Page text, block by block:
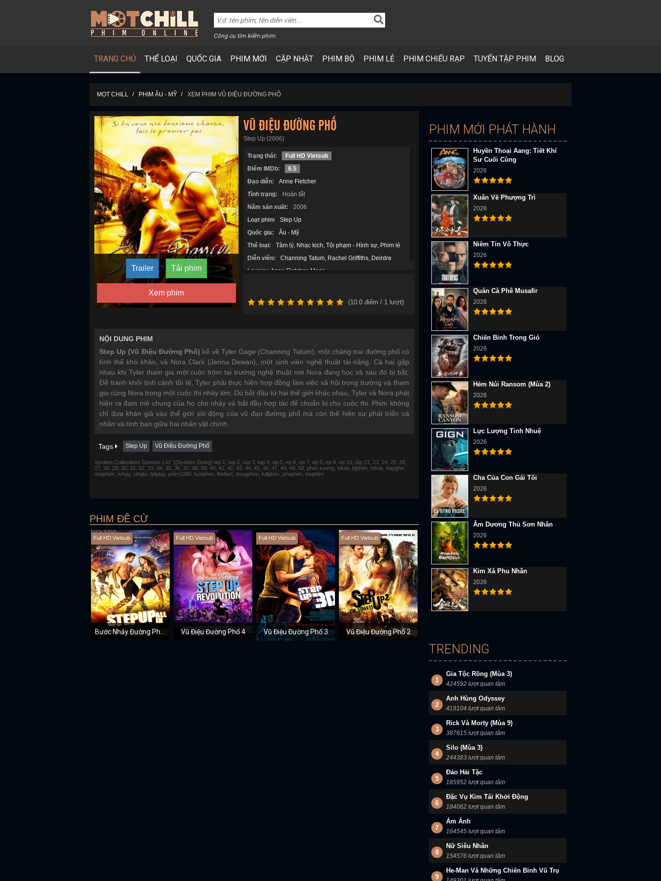
Công cụ tìm kiếm phim.
TRANG CHỦ THỂ LOẠI QUỐC GIA PHIM MỚI CẬP NHẬT PHIM BỘ PHIM LẺ PHIM CHIẾU RẠP TUYỂN TẬP PHIM BLOG
MỌT CHILL PHIM ÂU - MỸ XEM PHIM VŨ ĐIỆU ĐƯỜNG PHỐ
Trailer Tải phim
Xem phim
VŨ ĐIỆU ĐƯỜNG PHỐ
Step Up (2006)
Trạng thái:
Full HD Vietsub
Điểm IMDb:
6.5
Đạo diễn:
Anne Fletcher
Tình trạng:
Hoàn tất
Năm sản xuất:
2006
Loạt phim
Step Up
Quốc gia:
Âu - Mỹ
Thể loại:
Tâm lý Nhạc kịch Tội phạm - Hình sự
Phim lẻ
Diễn viên:
Channing Tatum Rachel Griffiths
Deirdre
Lovejoy Anne Fletcher Mario
(10.0điểm / 1lượt)
NỘI DUNG PHIM
Step Up (Vũ Điệu Đường Phố) kể về Tyler Gage (Channing Tatum), một chàng trai đường phố có
tình thế khó khăn, và Nora Clark (Jenna Dewan), một sinh viên nghệ thuật tài năng. Cả hai gặp
nhau khi Tyler tham gia một cuộc trộm tại trường nghệ thuật nơi Nora đang học và sau đó bị bắt.
Để tránh khỏi tình cảnh tồi tệ, Tyler phải thực hiện hợp đồng làm việc xã hội trong trường và tham
gia cùng Nora trong một cuộc thi nhảy lớn. Dù bắt đầu từ hai thế giới khác nhau, Tyler và Nora phát
hiện ra đam mê chung của họ cho nhảy và bắt đầu hợp tác để chuẩn bị cho cuộc thi. Phim không
chỉ đưa khán giả vào thế giới sôi động của vũ đạo đường phố mà còn thể hiện sự phát triển cá
nhân và tình bạn giữa hai nhân vật chính.
Tags Step Up Vũ Điệu Đường Phố
System.Collections.Generic.List`1[System.String] tap 1, tap 2, tap 3, tap 4, ep 5, ep 6, ep 7, ep 8, ep 9, ep 10, tập 21, 23, 24, 25, 26,
27, 28, 29, 30, 31, 32, 33, 34, 35, 36, 37, 38, 39, 40, 41, 42, 43, 44, 45, 46, 47, 48, 49, 50, phim keeng, bilutv, biphim, hdvip, hayghe,
motphim, tvhay, zingtv, fptplay, phim1080, luotphim, fimfast, dongphim, fullphim, phephim, bluphim
PHIM ĐỀ CỬ
Full HD Vietsub Full HD Vietsub
Vũ Điệu Đường Phố 4
Full HD Vietsub
Vũ Điệu Đường Phố 3
Full HD Vietsub
Vũ Điệu Đường Phố 2
PHIM MỚI PHÁT HÀNH
Huyền Thoại Aang: Tiết Khí
Sư Cuối Cùng
2026
Xuân Về Phượng Trì
2026
Niềm Tin Vô Thực
2026
Quán Cà Phê Musafir
2026
Chiến Binh Trong Gió
2026
Hẻm Núi Ransom (Mùa 2)
2026
Lực Lượng Tinh Nhuệ
2026
Cha Của Con Gái Tôi
2026
Âm Dương Thủ Sơn Nhân
2026
Kim Xà Phu Nhân
2026
TRENDING
1
Gia Tộc Rồng (Mùa 3)
424592 lượt quan tâm
2
Anh Hùng Odyssey
419104 lượt quan tâm
3
Rick Và Morty (Mùa 9)
387615 lượt quan tâm
4
Silo (Mùa 3)
244383 lượt quan tâm
5
Đảo Hải Tặc
185952 lượt quan tâm
6
Đặc Vụ Kim Tái Khởi Động
184062 lượt quan tâm
7
Ám Ảnh
164545 lượt quan tâm
8
Nữ Siêu Nhân
154576 lượt quan tâm
9
He-Man Và Những Chiến Binh Vũ Trụ